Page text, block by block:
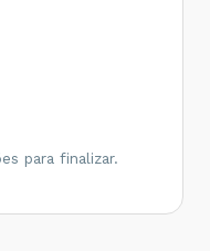
para finalizar.